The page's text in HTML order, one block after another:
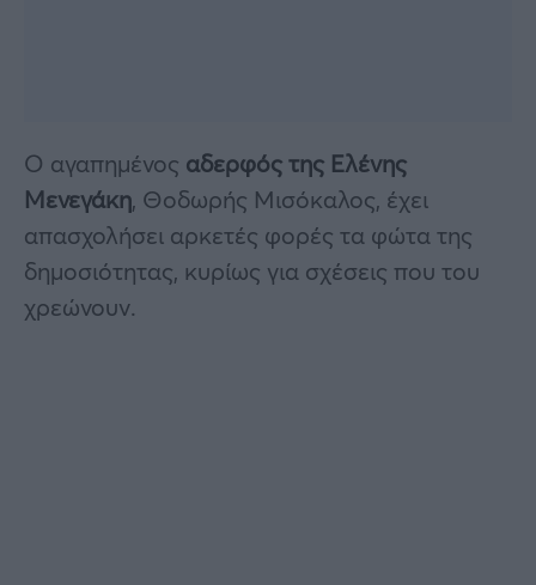
Ο αγαπημένος αδερφός της Ελένης
Μενεγάκη, Θοδωρής Μισόκαλος, έχει
απασχολήσει αρκετές φορές τα φώτα της
δημοσιότητας, κυρίως για σχέσεις που του
χρεώνουν.